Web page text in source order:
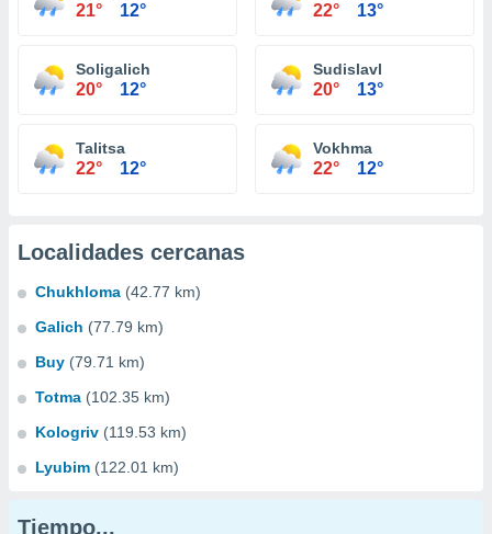
21° 12° 22° 13°
Soligalich
20° 12°
Sudislavl
20° 13°
Talitsa
22° 12°
Vokhma
22° 12°
Localidades cercanas
Chukhloma (42.77 km)
Galich (77.79 km)
Buy (79.71 km)
Totma (102.35 km)
Kologriv (119.53 km)
Lyubim (122.01 km)
Tiempo...